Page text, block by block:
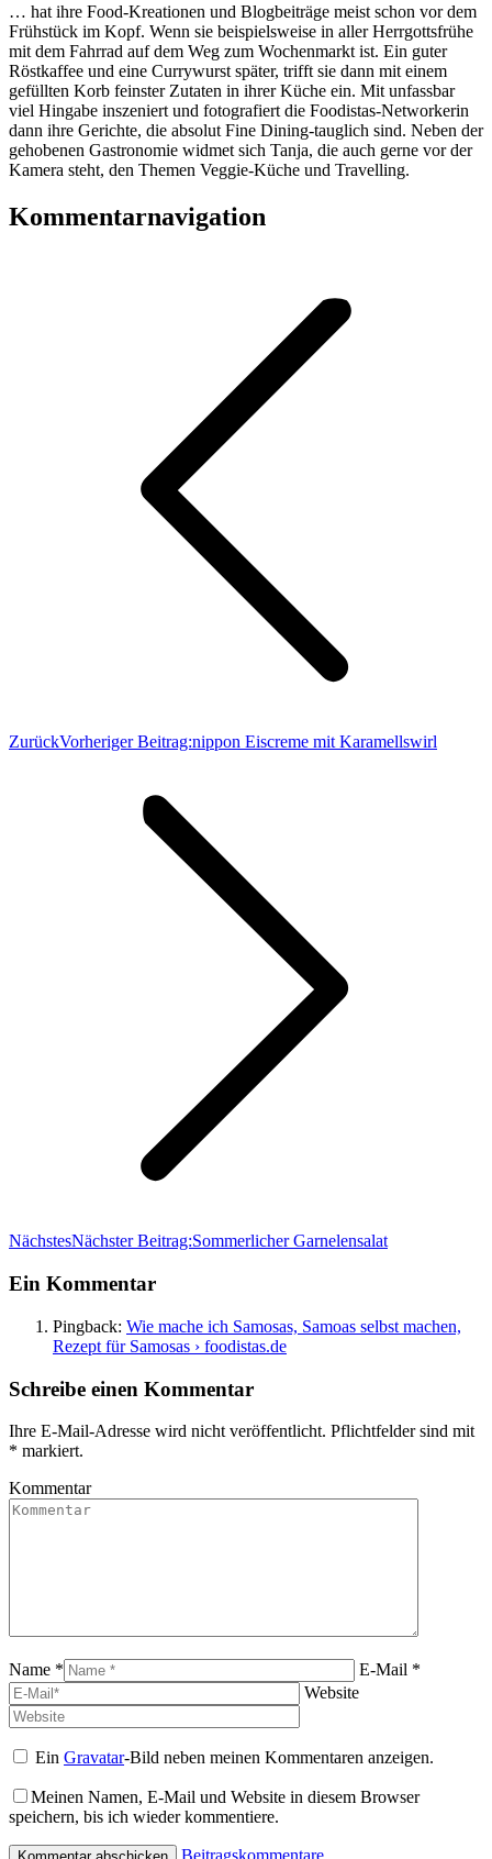
… hat ihre Food-Kreationen und Blogbeiträge meist schon vor dem
Frühstück im Kopf. Wenn sie beispielsweise in aller Herrgottsfrühe
mit dem Fahrrad auf dem Weg zum Wochenmarkt ist. Ein guter
Röstkaffee und eine Currywurst später, trifft sie dann mit einem
gefüllten Korb feinster Zutaten in ihrer Küche ein. Mit unfassbar
viel Hingabe inszeniert und fotografiert die Foodistas-Networkerin
dann ihre Gerichte, die absolut Fine Dining-tauglich sind. Neben der
gehobenen Gastronomie widmet sich Tanja, die auch gerne vor der
Kamera steht, den Themen Veggie-Küche und Travelling.
Kommentarnavigation
ZurückVorheriger Beitrag:nippon Eiscreme mit Karamellswirl
NächstesNächster Beitrag:Sommerlicher Garnelensalat
Ein Kommentar
Pingback: Wie mache ich Samosas, Samoas selbst machen,
Rezept für Samosas › foodistas.de
Schreibe einen Kommentar
Ihre E-Mail-Adresse wird nicht veröffentlicht. Pflichtfelder sind mit
* markiert.
Kommentar
Name *
E-Mail *
Website
EinGravatar-Bild neben meinen Kommentaren anzeigen.
Meinen Namen, E-Mail und Website in diesem Browser
speichern, bis ich wieder kommentiere.